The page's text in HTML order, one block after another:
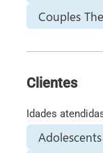
Couples
Clientes
Idades